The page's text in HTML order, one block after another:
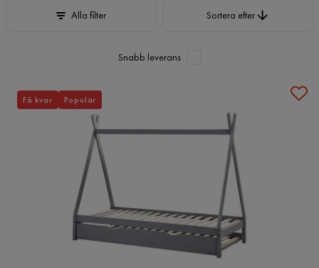
Alla filter Sortera efter
Snabb leverans
Få kvar Populär